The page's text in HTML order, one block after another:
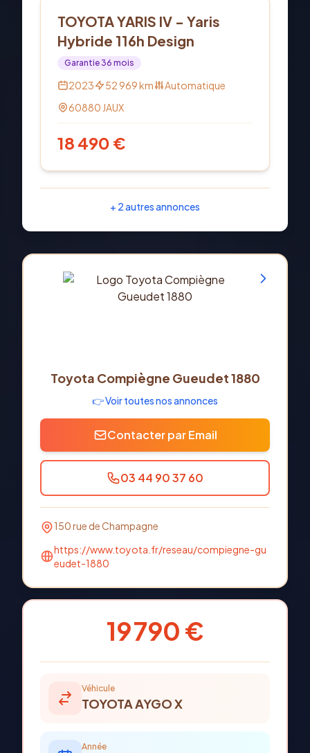
TOYOTA YARIS IV - Yaris
Hybride 116h Design
Garantie36 mois
2023 52 969km
Automatique
60880 JAUX
18 490 €
+ 2autres annonces
Toyota Compiègne Gueudet 1880
👉 Voir toutes nos annonces
Contacter par Email
03 44 90 37 60
150 rue de Champagne
https://www.toyota.fr/reseau/compiegne-gu
eudet-1880
19 790 €
Véhicule
TOYOTAAYGO X
Année